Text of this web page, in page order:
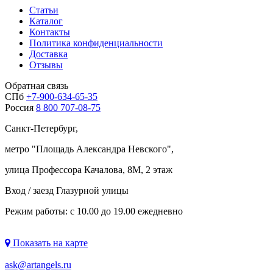
Статьи
Каталог
Контакты
Политика конфиденциальности
Доставка
Отзывы
Обратная связь
СПб +7-900-634-65-35
Россия 8 800 707-08-75
Санкт-Петербург,
метро "Площадь Александра Невского",
улица Профессора Качалова, 8М, 2 этаж
Вход / заезд Глазурной улицы
Режим работы: с 10.00 до 19.00 ежедневно
Показать на карте
ask@artangels.ru